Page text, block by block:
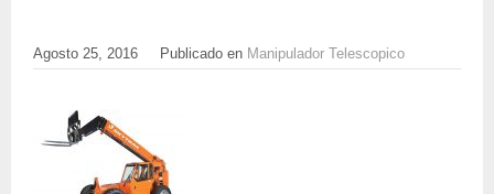
Agosto 25, 2016 Publicado en Manipulador Telescopico